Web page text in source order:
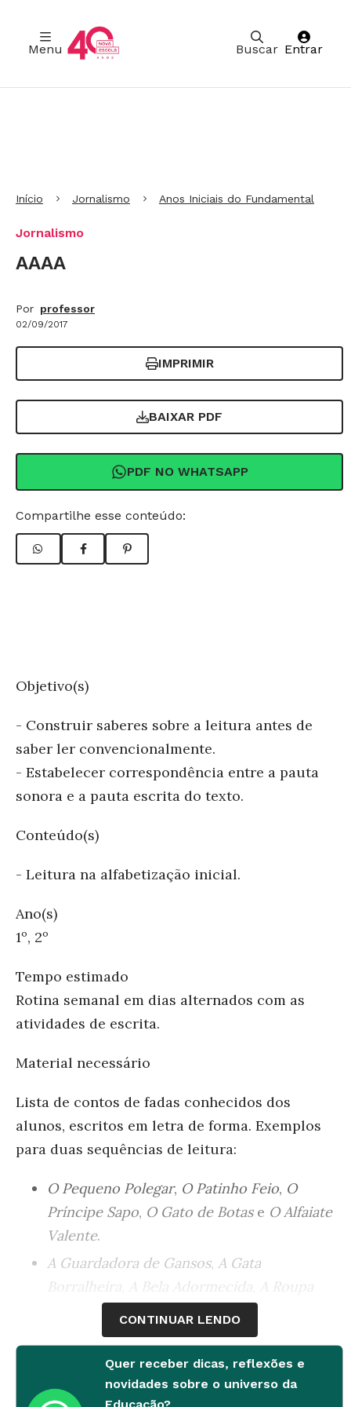
Buscar
Menu Entrar
Início Jornalismo Anos Iniciais do Fundamental
Jornalismo
AAAA
Por professor
02/09/2017
IMPRIMIR
BAIXAR PDF
PDF NO WHATSAPP
Compartilhe esse conteúdo:
Objetivo(s)
- Construir saberes sobre a leitura antes de
saber ler convencionalmente.
- Estabelecer correspondência entre a pauta
sonora e a pauta escrita do texto.
Conteúdo(s)
- Leitura na alfabetização inicial.
Ano(s)
1º, 2º
Tempo estimado
Rotina semanal em dias alternados com as
atividades de escrita.
Material necessário
Lista de contos de fadas conhecidos dos
alunos, escritos em letra de forma. Exemplos
para duas sequências de leitura:
O Pequeno Polegar, O Patinho Feio, O
Príncipe Sapo, O Gato de Botase O Alfaiate
Valente.
A Guardadora de Gansos, A Gata
Borralheira
A Bela Adormecida
A Roupa
Nova do Rei
A Princesa e a Ervilha
Desenvolvimento
CONTINUAR LENDO
Quer receber dicas, reflexões e
novidades sobre o universo da